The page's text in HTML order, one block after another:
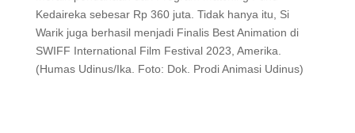
Kedaireka sebesar Rp 360 juta. Tidak hanya itu, Si
Warik juga berhasil menjadi Finalis Best Animation di
SWIFF International Film Festival 2023, Amerika.
(Humas Udinus/Ika. Foto: Dok. Prodi Animasi Udinus)